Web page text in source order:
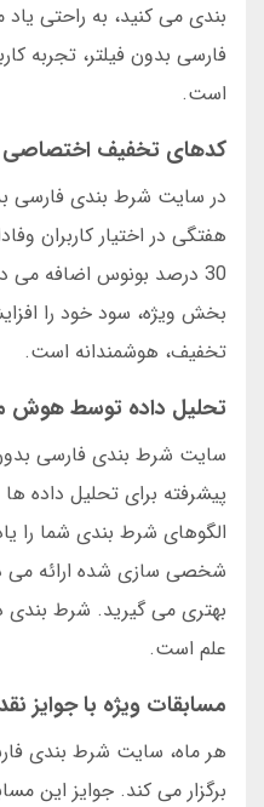
بندی می کنید، به راحتی
فارسی بدون فیلتر، تجربه
است.
کدهای تخفیف اختصاصی
در سایت شرط بندی فارسی
هفتگی در اختیار کاربران
30 درصد بونوس اضافه می
بخش ویژه، سود خود را
تخفیف، هوشمندانه است.
تحلیل داده توسط هوش
سایت شرط بندی فارسی بدون
پیشرفته برای تحلیل داده
الگوهای شرط بندی شما را
شخصی سازی شده ارائه می
بهتری می گیرید. شرط
علم است.
مسابقات ویژه با جوایز
هر ماه، سایت شرط بندی